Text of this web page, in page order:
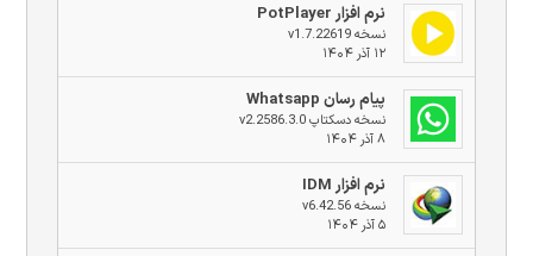
نرم افزار PotPlayer
نسخه v1.7.22619
۱۲ آذر ۱۴۰۴
پیام رسان Whatsapp
نسخه دسکتاپ v2.2586.3.0
۸ آذر ۱۴۰۴
نرم افزار IDM
نسخه v6.42.56
۵ آذر ۱۴۰۴